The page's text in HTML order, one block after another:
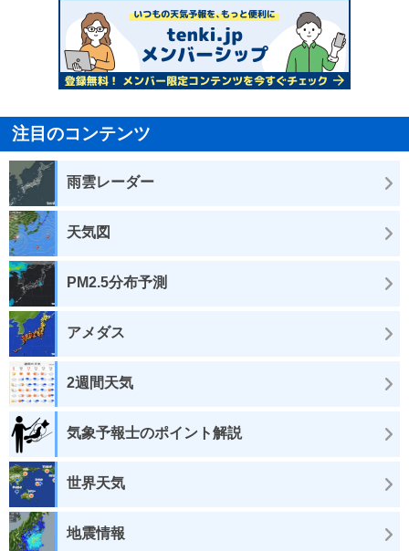
注目のコンテンツ
雨雲レーダー
天気図
PM2.5分布予測
アメダス
2週間天気
気象予報士のポイント解説
世界天気
地震情報